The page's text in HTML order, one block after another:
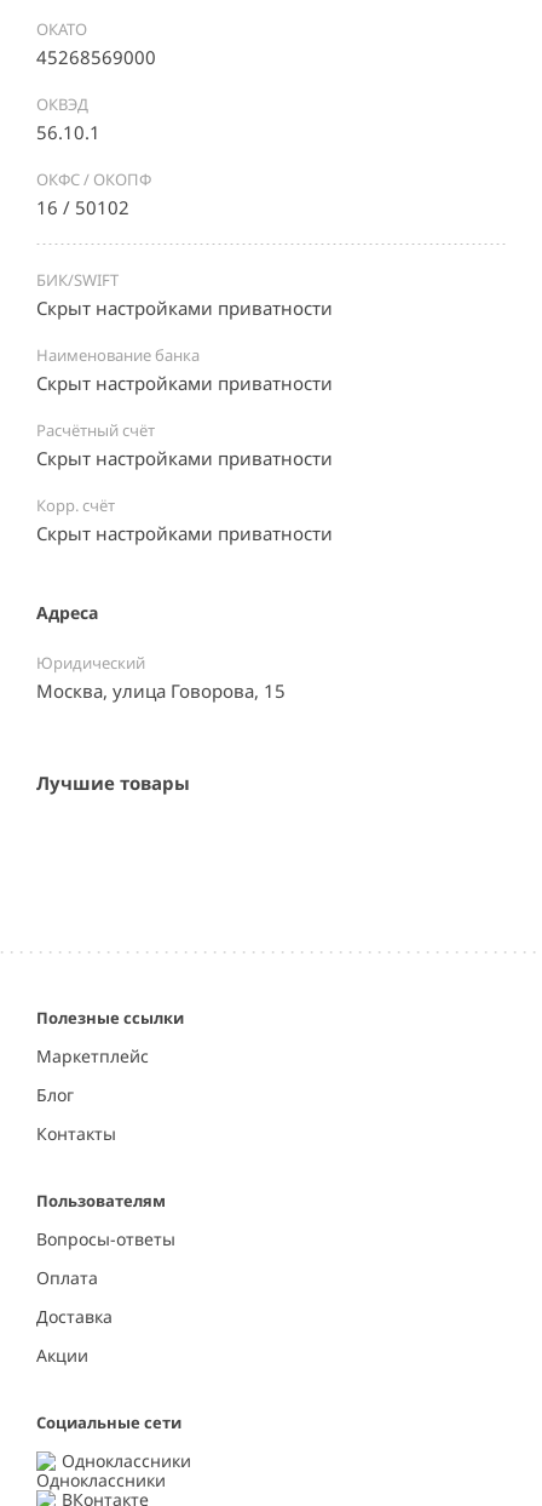
ОКАТО
45268569000
ОКВЭД
56.10.1
ОКФС / ОКОПФ
16 / 50102
БИК/SWIFT
Скрыт настройками приватности
Наименование банка
Скрыт настройками приватности
Расчётный счёт
Скрыт настройками приватности
Корр. счёт
Скрыт настройками приватности
Адреса
Юридический
Москва, улица Говорова, 15
Лучшие товары
Полезные ссылки
Маркетплейс
Блог
Контакты
Пользователям
Вопросы-ответы
Оплата
Доставка
Акции
Социальные сети
Одноклассники
ВКонтакте